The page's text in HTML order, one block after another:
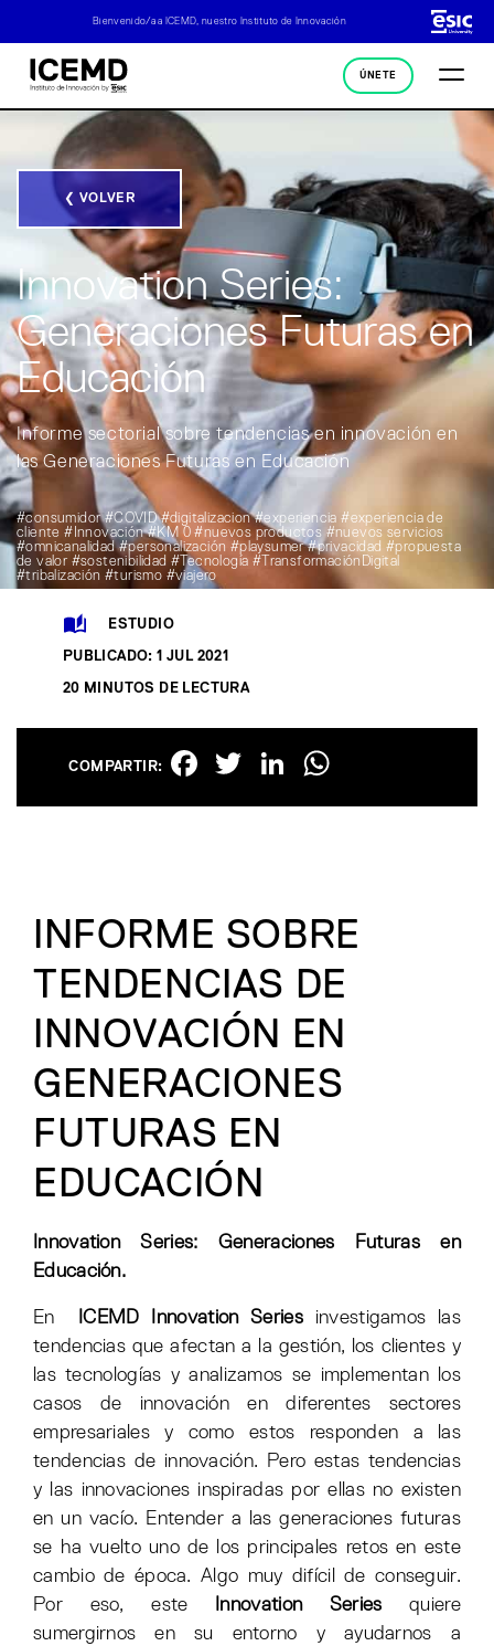
Bienvenido/a a ICEMD, nuestro Instituto de Innovación
ÚNETE
❮ VOLVER
Innovation Series:
Generaciones Futuras en
Educación
Informe sectorial sobre tendencias en innovación en
las Generaciones Futuras en Educación
#consumidor #COVID #digitalizacion #experiencia #experiencia de
cliente #Innovación #KM 0 #nuevos productos #nuevos servicios
#omnicanalidad #personalización #playsumer #privacidad #propuesta
de valor #sostenibilidad #Tecnología #TransformaciónDigital
#tribalización #turismo #viajero
ESTUDIO
PUBLICADO: 1 JUL 2021
20 MINUTOS DE LECTURA
COMPARTIR: Facebook
TwitterLinkedIn
INFORME SOBRE
TENDENCIAS DE
INNOVACIÓN EN
GENERACIONES
FUTURAS EN
EDUCACIÓN
Innovation Series: Generaciones Futuras en
Educación.
En ICEMD Innovation Seriesinvestigamos las
tendencias que afectan a la gestión, los clientes y
las tecnologías y analizamos se implementan los
casos de innovación en diferentes sectores
empresariales y como estos responden a las
tendencias de innovación. Pero estas tendencias
y las innovaciones inspiradas por ellas no existen
en un vacío. Entender a las generaciones futuras
se ha vuelto uno de los principales retos en este
cambio de época. Algo muy difícil de conseguir.
Por eso, este
Innovation Series quiere
sumergirnos en su entorno y ayudarnos a